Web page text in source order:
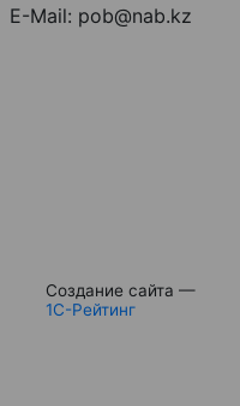
E-Mail: pob@nab.kz
Создание сайта —
1С-Рейтинг